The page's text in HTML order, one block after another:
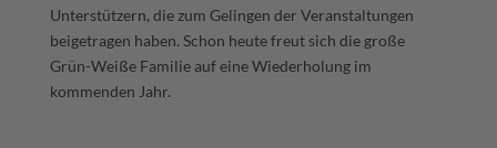
Unterstützern, die zum Gelingen der Veranstaltungen
beigetragen haben. Schon heute freut sich die große
Grün-Weiße Familie auf eine Wiederholung im
kommenden Jahr.